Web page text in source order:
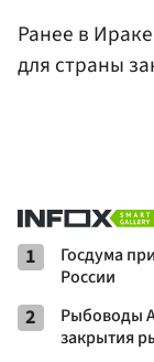
Ранее в Ираке
для страны
1
Госдума
России
2
Рыбоводы
закрытия